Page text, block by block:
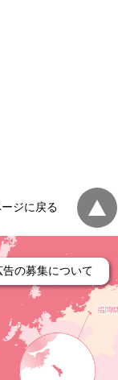
ジに戻る
告の募集について